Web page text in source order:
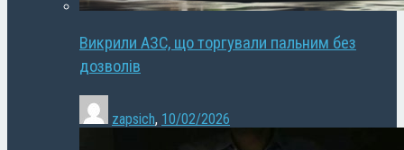
Викрили АЗС, що торгували пальним без
дозволів
zapsich, 10/02/2026